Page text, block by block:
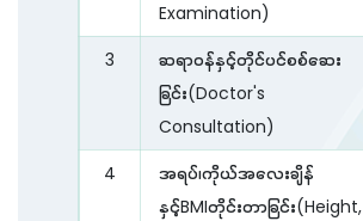
Examination)
3
ဆရာဝန်နှင့်တိုင်ပင်စစ်ဆေး
ခြင်း(Doctor's
Consultation)
4
အရပ်၊ကိုယ်အလေးချိန်
နှင့်BMIတိုင်းတာခြင်း(Height,